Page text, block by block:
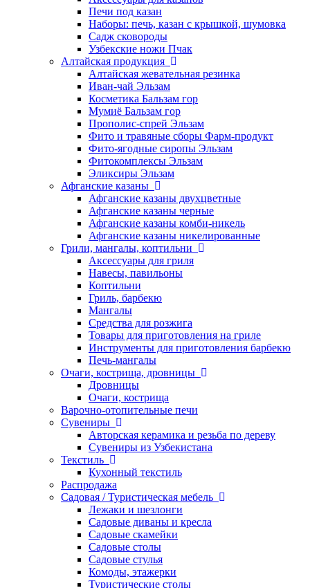
Печи под казан
Наборы: печь, казан с крышкой, шумовка
Садж сковороды
Узбекские ножи Пчак
Алтайская продукция
Алтайская жевательная резинка
Иван-чай Эльзам
Косметика Бальзам гор
Мумиё Бальзам гор
Прополис-спрей Эльзам
Фито и травяные сборы Фарм-продукт
Фито-ягодные сиропы Эльзам
Фитокомплексы Эльзам
Эликсиры Эльзам
Афганские казаны
Афганские казаны двухцветные
Афганские казаны черные
Афганские казаны комби-никель
Афганские казаны никелированные
Грили, мангалы, коптильни
Аксессуары для гриля
Навесы, павильоны
Коптильни
Гриль, барбекю
Мангалы
Средства для розжига
Товары для приготовления на гриле
Инструменты для приготовления барбекю
Печь-мангалы
Очаги, кострища, дровницы
Дровницы
Очаги, кострища
Варочно-отопительные печи
Сувениры
Авторская керамика и резьба по дереву
Сувениры из Узбекистана
Текстиль
Кухонный текстиль
Распродажа
Садовая / Туристическая мебель
Лежаки и шезлонги
Садовые диваны и кресла
Садовые скамейки
Садовые столы
Садовые стулья
Комоды, этажерки
Туристические столы